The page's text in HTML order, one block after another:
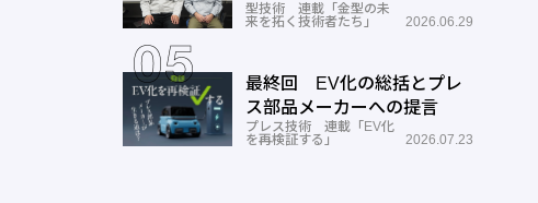
リストとしての成長と展望ー
型技術 連載「金型の未
来を拓く技術者たち」
2026.06.29
最終回 EV化の総括とプレ
ス部品メーカーへの提言
プレス技術 連載「EV化
を再検証する」
2026.07.23